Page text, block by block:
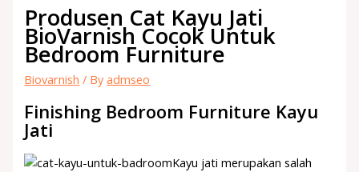
Produsen Cat Kayu Jati
BioVarnish Cocok Untuk
Bedroom Furniture
Biovarnish / Byadmseo
Finishing Bedroom Furniture Kayu
Jati
Kayu jati merupakan salah